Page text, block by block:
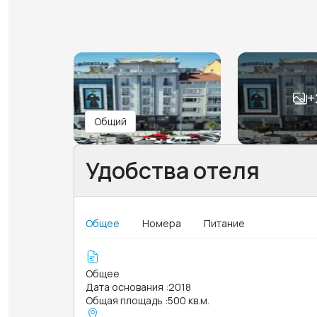
Общий
+
Удобства отеля
Общее Номера Питание
Общее
Дата основания :2018
Общая площадь :500 кв.м.